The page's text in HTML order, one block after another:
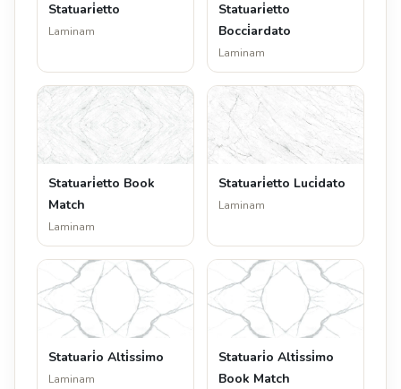
Statuari̇etto
Laminam
Statuari̇etto
Bocci̇ardato
Laminam
Statuari̇etto Book
Match
Laminam
Statuari̇etto Luci̇dato
Laminam
Statuari̇o Alti̇ssi̇mo
Laminam
Statuari̇o Alti̇ssi̇mo
Book Match